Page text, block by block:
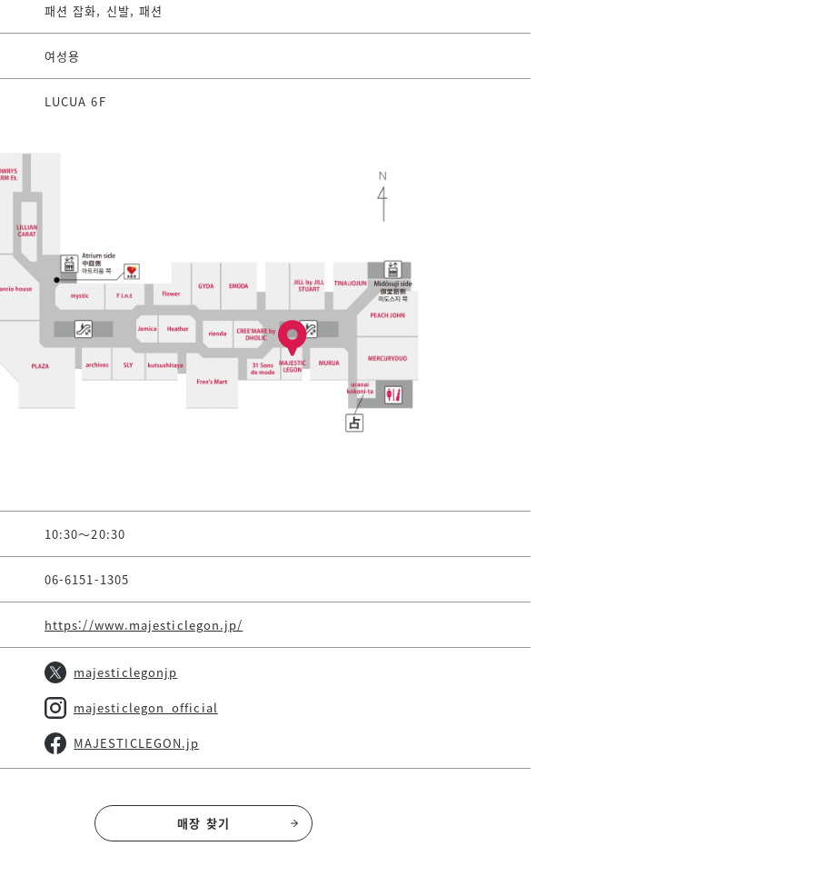
패션 잡화, 신발, 패션
여성용
LUCUA 6F
10:30～20:30
06-6151-1305
https://www.majesticlegon.jp/
majesticlegonjp
majesticlegon_official
MAJESTICLEGON.jp
매장 찾기